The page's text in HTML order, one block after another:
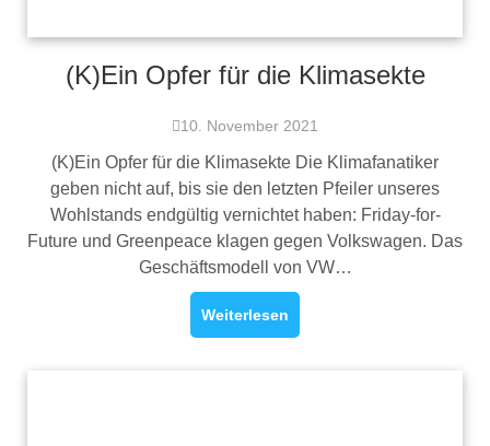
(K)Ein Opfer für die Klimasekte
10. November 2021
(K)Ein Opfer für die Klimasekte Die Klimafanatiker
geben nicht auf, bis sie den letzten Pfeiler unseres
Wohlstands endgültig vernichtet haben: Friday-for-
Future und Greenpeace klagen gegen Volkswagen. Das
Geschäftsmodell von VW…
Weiterlesen